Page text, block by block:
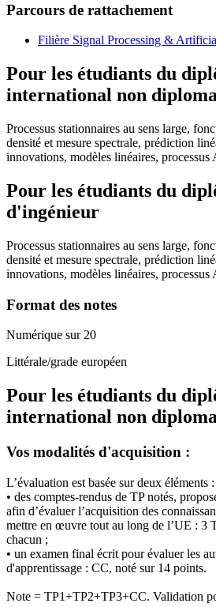
Parcours de rattachement
Filière Signal Processing &
Pour les étudiants du
international non
Processus stationnaires au sens large,
densité et mesure spectrale, prédiction
innovations, modèles linéaires,
Pour les étudiants du
d'ingénieur
Processus stationnaires au sens large,
densité et mesure spectrale, prédiction
innovations, modèles linéaires,
Format des notes
Numérique sur 20
Littérale/grade européen
Pour les étudiants du
international non
Vos modalités d'acquisition :
L’évaluation est basée sur deux éléments :
• des comptes-rendus de TP notés,
afin d’évaluer l’acquisition des
mettre en œuvre tout au long de l’UE : 3
chacun ;
• un examen final écrit pour évaluer les
d'apprentissage : CC, noté sur 14 points.
Note = TP1+TP2+TP3+CC. Validation